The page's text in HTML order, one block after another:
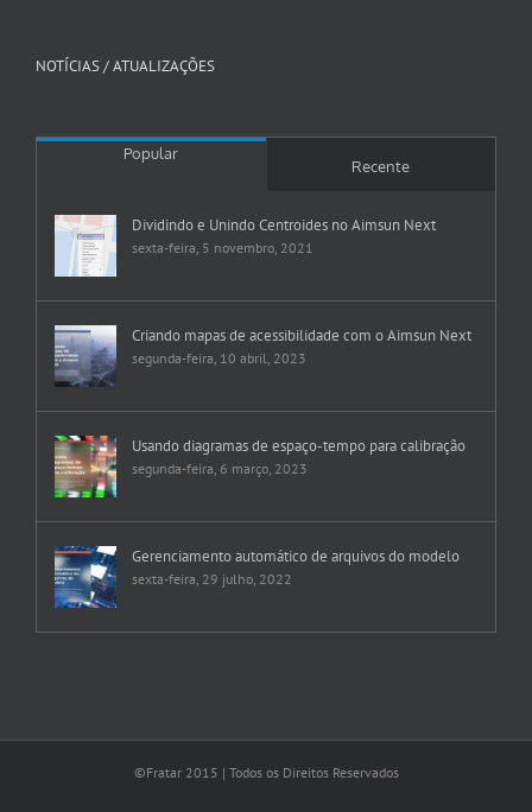
NOTÍCIAS / ATUALIZAÇÕES
Popular
Recente
Dividindo e Unindo Centroides no Aimsun Next
sexta-feira, 5 novembro, 2021
Criando mapas de acessibilidade com o Aimsun Next
segunda-feira, 10 abril, 2023
Usando diagramas de espaço-tempo para calibração
segunda-feira, 6 março, 2023
Gerenciamento automático de arquivos do modelo
sexta-feira, 29 julho, 2022
©Fratar 2015 | Todos os Direitos Reservados